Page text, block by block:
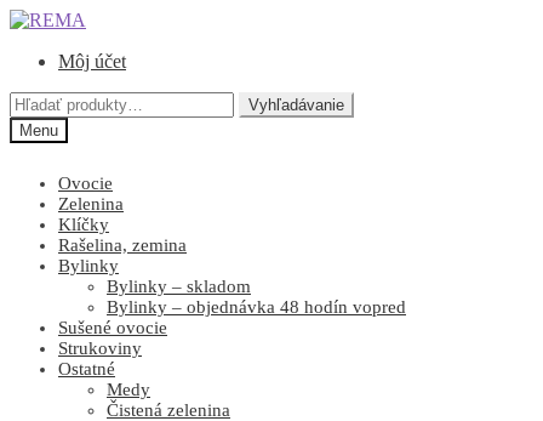
Preskočiť
navigáciu
Preskočiť
obsah
Môj účet
Hľadať:
Vyhľadávanie
Menu
Ovocie
Zelenina
Klíčky
Rašelina, zemina
Bylinky
Bylinky – skladom
Bylinky – objednávka 48 hodín vopred
Sušené ovocie
Strukoviny
Ostatné
Medy
Čistená zelenina